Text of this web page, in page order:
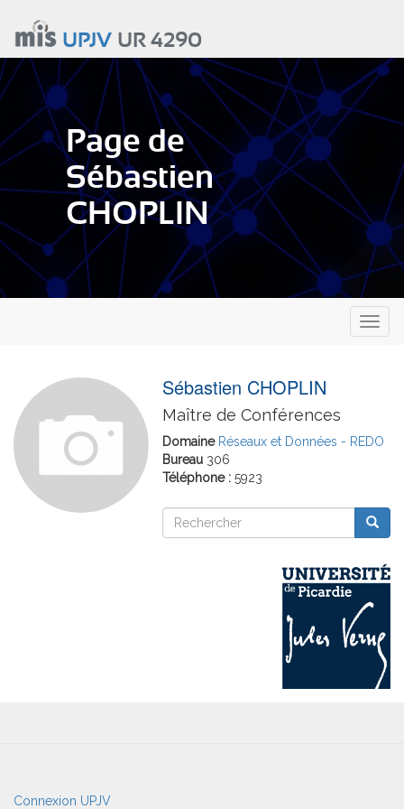
contenu
principal
UPJVUR 4290
Page de
Sébastien
CHOPLIN
Sébastien CHOPLIN
Maître de Conférences
Domaine Réseaux et Données - REDO
Bureau 306
Téléphone : 5923
Rechercher
User
Connexion UPJV